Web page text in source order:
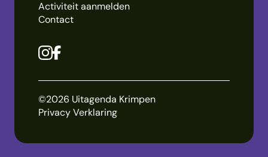
Activiteit aanmelden
Contact
©2026 Uitagenda Krimpen
Privacy Verklaring